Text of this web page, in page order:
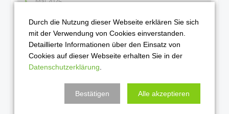
März 2025
Februar 2025
Januar 2025
Durch die Nutzung dieser Webseite erklären Sie sich
mit der Verwendung von Cookies einverstanden.
Detaillierte Informationen über den Einsatz von
Cookies auf dieser Webseite erhalten Sie in der
Datenschutzerklärung
Bestätigen Alle akzeptieren